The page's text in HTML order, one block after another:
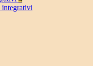
integrativi